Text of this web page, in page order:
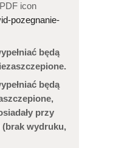
pozegnanie-
będą
będą
przy
wydruku,